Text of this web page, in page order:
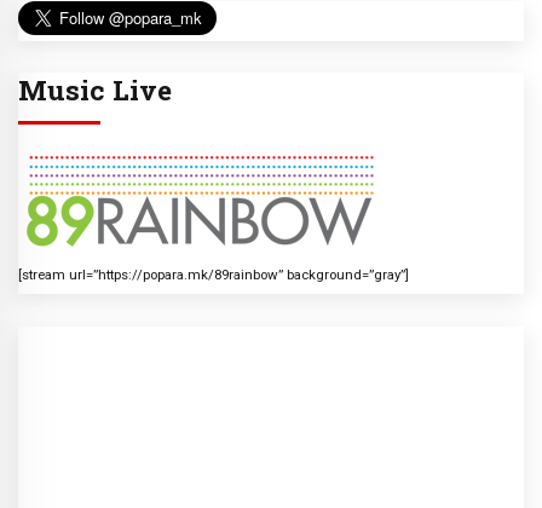
Music Live
[stream url=”https://popara.mk/89rainbow” background=”gray”]